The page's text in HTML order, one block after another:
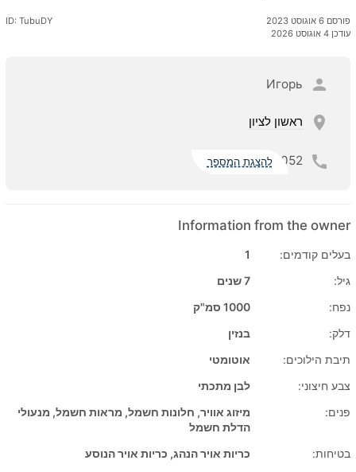
פורסם 6 אוגוסט 2023
עודכן 4 אוגוסט 2026
ID: TubuDY
Игорь
ראשון לציון
052 להצגת המספר
Information from the owner
בעלים קודמים:
1
גיל:
7 שנים
נפח:
1000 סמ"ק
דלק:
בנזין
תיבת הילוכים:
אוטומטי
צבע חיצוני:
לבן מתכתי
פנים:
מיזוג אוויר, חלונות חשמל, מראות חשמל, מנעולי
הדלת חשמל
בטיחות:
כריות אויר הנהג, כריות אויר הנוסע